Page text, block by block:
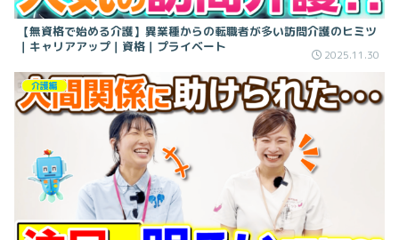
【無資格で始める介護】異業種からの転職者が多い訪問介護のヒミツ
｜キャリアアップ｜資格｜プライベート
2025.11.30
介護編